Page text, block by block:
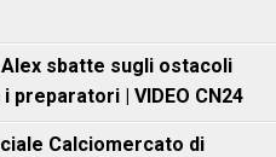
sbatte sugli ostacoli
| VIDEO CN24
Calciomercato di